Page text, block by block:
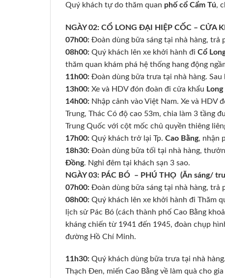
Quý khách tự do thăm quan phố cổ Cẩm Tú,
NGÀY 02: CỔ LONG ĐẠI HIỆP CỐC – CỬA
07h00: Đoàn dùng bữa sáng tại nhà hàng, trả
08h00: Quý khách lên xe khởi hành đi Cổ
thăm quan khám phá hệ thống hang động
11h00: Đoàn dùng bữa trưa tại nhà hàng.
13h00: Xe và HDV đón đoàn đi cửa khẩu Long
14h00: Nhập cảnh vào Việt Nam. Xe và HDV
Trung, Thác Có độ cao 53m, chia làm 3 tầng
Trung Quốc với cột mốc chủ quyền thiêng
17h00: Quý khách trở lại Tp. Cao Bằng, nhận
18h30: Đoàn dùng bữa tối tại nhà hàng,
Đồng. Nghỉ đêm tại khách sạn 3 sao.
NGÀY 03: PÁC BÓ – PHÚ THỌ (Ăn sáng/
07h00: Đoàn dùng bữa sáng tại nhà hàng, trả
08h00: Quý khách lên xe khởi hành đi Thăm
lịch sử Pác Bó (cách thành phố Cao Bằng
kháng chiến từ 1941 đến 1945, đoàn chụp
đường Hồ Chí Minh.
11h30: Quý khách dùng bữa trưa tại nhà
Thạch Đen, miến Cao Bằng về làm quà cho